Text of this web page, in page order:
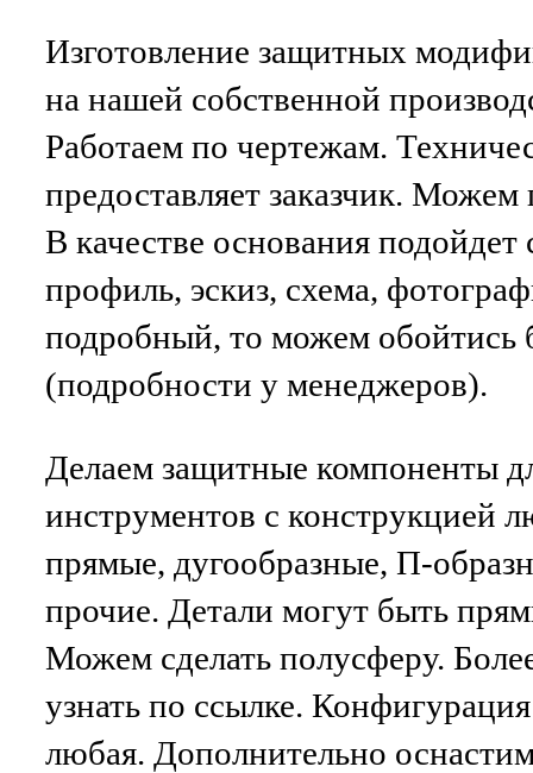
Изготовление защитных
на нашей собственной
Работаем по чертежам.
предоставляет заказчик.
В качестве основания
профиль, эскиз, схема,
подробный, то можем обойтись
(подробности у менеджеров).
Делаем защитные компоненты
инструментов с конструкцией
прямые, дугообразные, П-
прочие. Детали могут быть
Можем сделать полусферу.
узнать по ссылке.
любая. Дополнительно